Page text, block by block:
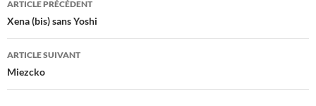
des
articles
ARTICLE PRÉCÉDENT
Xena (bis) sans Yoshi
ARTICLE SUIVANT
Miezcko